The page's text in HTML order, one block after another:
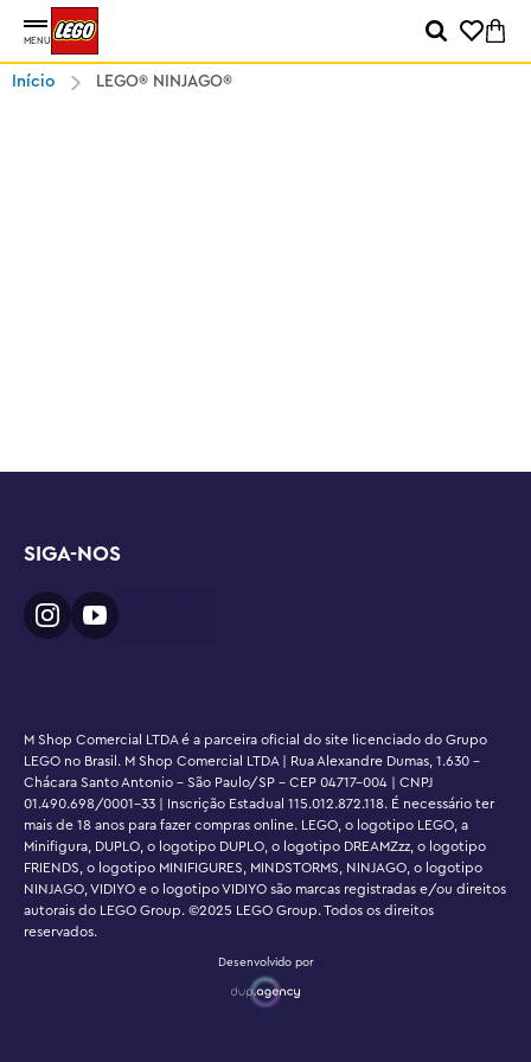
MENU
Início LEGO® NINJAGO®
SIGA-NOS
M Shop Comercial LTDA é a parceira oficial do site licenciado do Grupo
LEGO no Brasil. M Shop Comercial LTDA | Rua Alexandre Dumas, 1.630 -
Chácara Santo Antonio - São Paulo/SP - CEP 04717-004 | CNPJ
01.490.698/0001-33 | Inscrição Estadual 115.012.872.118. É necessário ter
mais de 18 anos para fazer compras online. LEGO, o logotipo LEGO, a
Minifigura, DUPLO, o logotipo DUPLO, o logotipo DREAMZzz, o logotipo
FRIENDS, o logotipo MINIFIGURES, MINDSTORMS, NINJAGO, o logotipo
NINJAGO, VIDIYO e o logotipo VIDIYO são marcas registradas e/ou direitos
autorais do LEGO Group. ©2025 LEGO Group. Todos os direitos
reservados.
Desenvolvido por